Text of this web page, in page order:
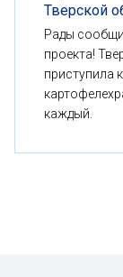
Тверской
Рады
проекта!
приступила
каждый.